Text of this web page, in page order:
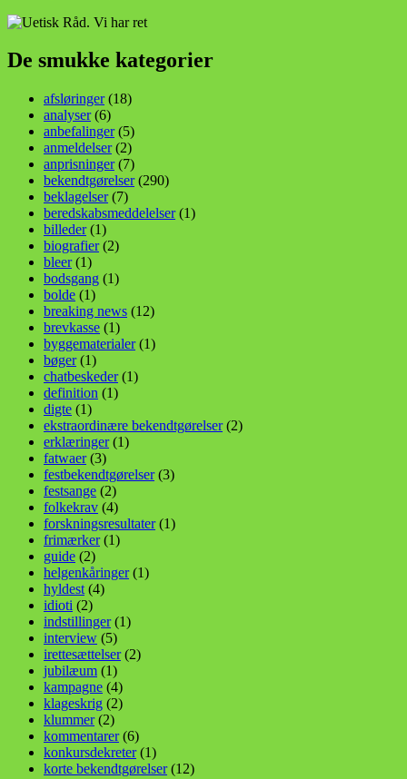
De smukke kategorier
afsløringer(18)
analyser(6)
anbefalinger(5)
anmeldelser(2)
anprisninger(7)
bekendtgørelser(290)
beklagelser(7)
beredskabsmeddelelser(1)
billeder(1)
biografier(2)
bleer(1)
bodsgang (1)
bolde (1)
breaking news (12)
brevkasse (1)
byggematerialer(1)
bøger(1)
chatbeskeder(1)
definition (1)
digte (1)
ekstraordinære bekendtgørelser(2)
erklæringer(1)
fatwaer(3)
festbekendtgørelser(3)
festsange (2)
folkekrav (4)
forskningsresultater(1)
frimærker(1)
guide (2)
helgenkåringer(1)
hyldest (4)
idioti (2)
indstillinger(1)
interview (5)
irettesættelser(2)
jubilæum (1)
kampagne (4)
klageskrig (2)
klummer(2)
kommentarer(6)
konkursdekreter(1)
korte bekendtgørelser(12)